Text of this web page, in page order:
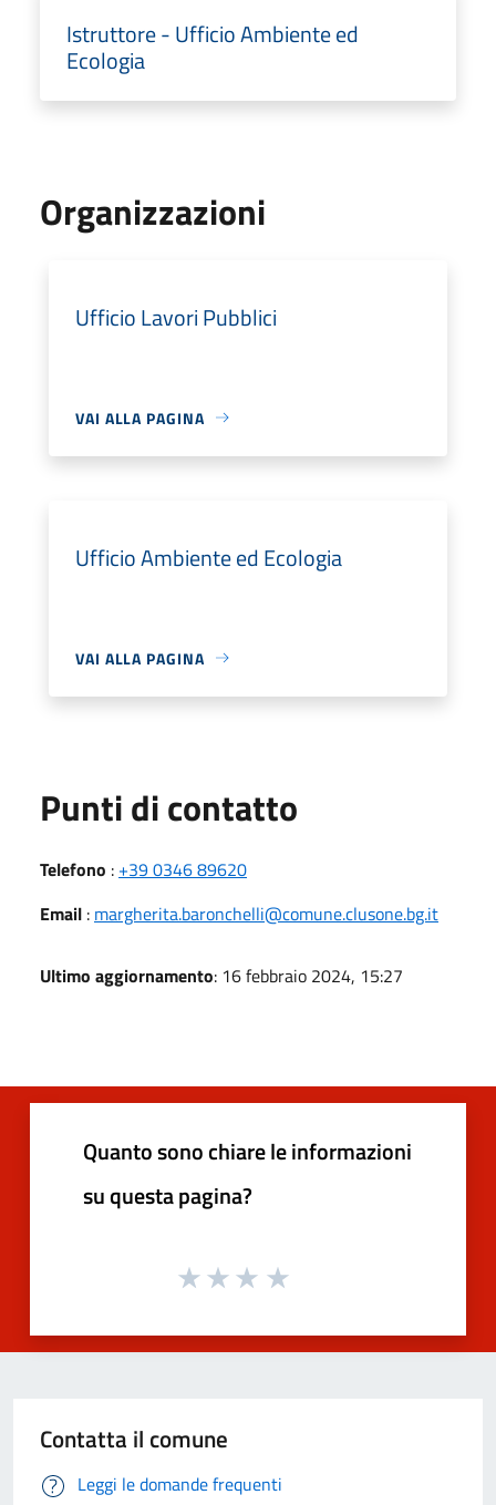
Istruttore - Ufficio Ambiente ed
Ecologia
Organizzazioni
Ufficio Lavori Pubblici
VAI ALLA PAGINA
Ufficio Ambiente ed Ecologia
VAI ALLA PAGINA
Punti di contatto
Telefono : +39 0346 89620
Email : margherita.baronchelli@comune.clusone.bg.it
Ultimo aggiornamento: 16 febbraio 2024, 15:27
Quanto sono chiare le informazioni
su questa pagina?
Contatta il comune
Leggi le domande frequenti